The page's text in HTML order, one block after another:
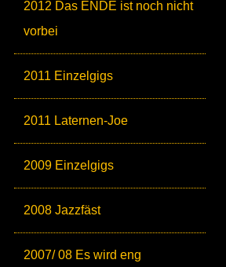
2012 Das ENDE ist noch nicht
vorbei
2011 Einzelgigs
2011 Laternen-Joe
2009 Einzelgigs
2008 Jazzfäst
2007/ 08 Es wird eng